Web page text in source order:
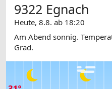
9322 Egnach
Heute, 8.8. ab 18:20
Am Abend sonnig.
Grad.